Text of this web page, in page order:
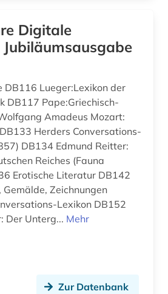
baden-württemberg (1)
balthasar wilhelm (1)
Schleswig-Holstein (2)
(3)
Digitale
DB117 Pape:Griechisch-
Amadeus Mozart:
Herders Conversations-
DB134 Edmund Reitter:
Reiches (Fauna
Erotische Literatur DB142
Gemälde, Zeichnungen
Lexikon DB152
Der Unterg... Mehr
Zur Datenbank